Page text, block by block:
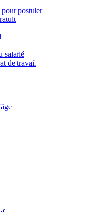
pour postuler
salarié
de travail